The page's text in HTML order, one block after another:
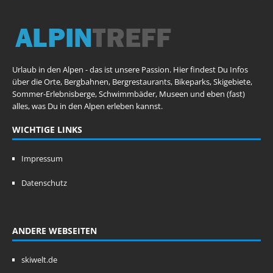
Urlaub in den Alpen - das ist unsere Passion. Hier findest Du Infos
über die Orte, Bergbahnen, Bergrestaurants, Bikeparks, Skigebiete,
Sommer-Erlebnisberge, Schwimmbäder, Museen und eben (fast)
alles, was Du in den Alpen erleben kannst.
WICHTIGE LINKS
Impressum
Datenschutz
ANDERE WEBSEITEN
skiwelt.de